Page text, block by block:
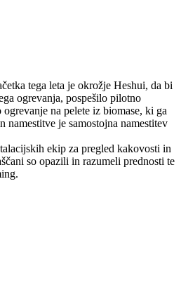
tega leta je okrožje Heshui, da bi
ogrevanja, pospešilo pilotno
na pelete iz biomase, ki ga
je samostojna namestitev
ekip za pregled kakovosti in
so opazili in razumeli prednosti te